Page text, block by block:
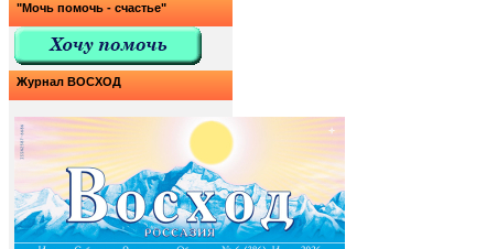
"Мочь помочь - счастье"
Журнал ВОСХОД